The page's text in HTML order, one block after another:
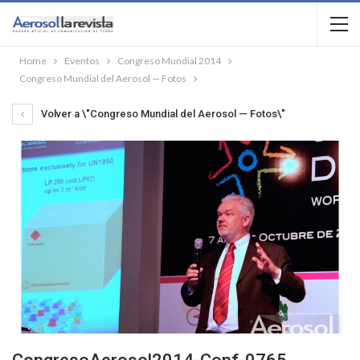
Home Eventos
Congreso Mundial 2014
Congreso Mundial del Aerosol — Fotos
Volver a \"Congreso Mundial del Aerosol — Fotos\"